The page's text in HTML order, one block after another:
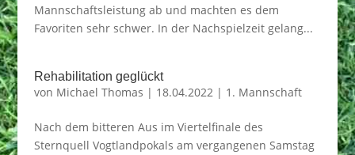
Mannschaftsleistung ab und machten es dem
Favoriten sehr schwer. In der Nachspielzeit gelang...
Rehabilitation geglückt
von Michael Thomas | 18.04.2022| 1. Mannschaft
Nach dem bitteren Aus im Viertelfinale des
Sternquell Vogtlandpokals am vergangenen Samstag